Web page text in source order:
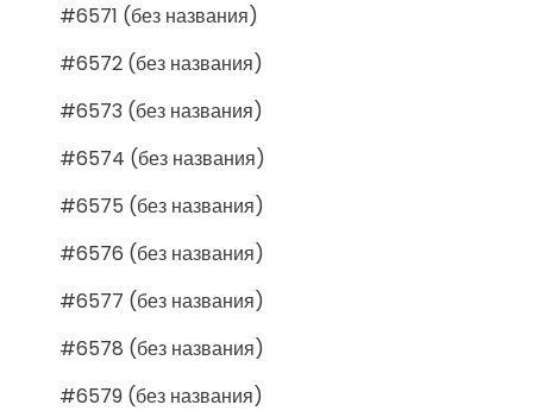
#6571 (без названия)
#6572 (без названия)
#6573 (без названия)
#6574 (без названия)
#6575 (без названия)
#6576 (без названия)
#6577 (без названия)
#6578 (без названия)
#6579 (без названия)